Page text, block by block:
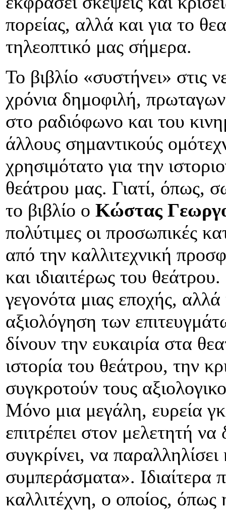
πορείας, αλλά και για το
τηλεοπτικό μας σήμερα.
Το βιβλίο «συστήνει» στις
χρόνια δημοφιλή,
στο ραδιόφωνο και του
άλλους σημαντικούς
χρησιμότατο για την
θεάτρου μας. Γιατί, όπως,
το βιβλίο ο Κώστας
πολύτιμες οι προσωπικές
από την καλλιτεχνική
και ιδιαιτέρως του
γεγονότα μιας εποχής,
αξιολόγηση των
δίνουν την ευκαιρία στα
ιστορία του θεάτρου, την
συγκροτούν τους
Μόνο μια μεγάλη, ευρεία
επιτρέπει στον μελετητή
συγκρίνει, να
συμπεράσματα». Ιδιαίτερα
καλλιτέχνη, ο οποίος,